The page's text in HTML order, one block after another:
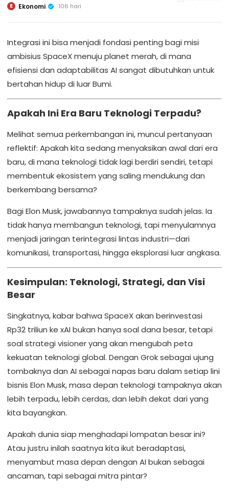
E Ekonomi 106 hari
Integrasi ini bisa menjadi fondasi penting bagi misi
ambisius SpaceX menuju planet merah, di mana
efisiensi dan adaptabilitas AI sangat dibutuhkan untuk
bertahan hidup di luar Bumi.
Apakah Ini Era Baru Teknologi Terpadu?
Melihat semua perkembangan ini, muncul pertanyaan
reflektif: Apakah kita sedang menyaksikan awal dari era
baru, di mana teknologi tidak lagi berdiri sendiri, tetapi
membentuk ekosistem yang saling mendukung dan
berkembang bersama?
Bagi Elon Musk, jawabannya tampaknya sudah jelas. Ia
tidak hanya membangun teknologi, tapi menyulamnya
menjadi jaringan terintegrasi lintas industri—dari
komunikasi, transportasi, hingga eksplorasi luar angkasa.
Kesimpulan: Teknologi, Strategi, dan Visi
Besar
Singkatnya, kabar bahwa SpaceX akan berinvestasi
Rp32 triliun ke xAI bukan hanya soal dana besar, tetapi
soal strategi visioner yang akan mengubah peta
kekuatan teknologi global. Dengan Grok sebagai ujung
tombaknya dan AI sebagai napas baru dalam setiap lini
bisnis Elon Musk, masa depan teknologi tampaknya akan
lebih terpadu, lebih cerdas, dan lebih dekat dari yang
kita bayangkan.
Apakah dunia siap menghadapi lompatan besar ini?
Atau justru inilah saatnya kita ikut beradaptasi,
menyambut masa depan dengan AI bukan sebagai
ancaman, tapi sebagai mitra pintar?